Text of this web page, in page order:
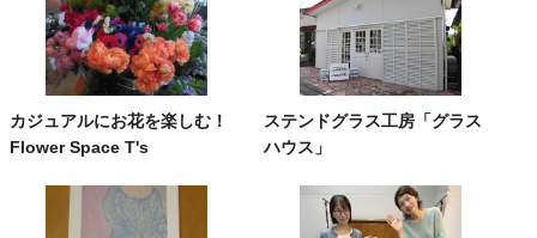
カジュアルにお花を楽しむ！
Flower Space T's
ステンドグラス工房「グラス
ハウス」